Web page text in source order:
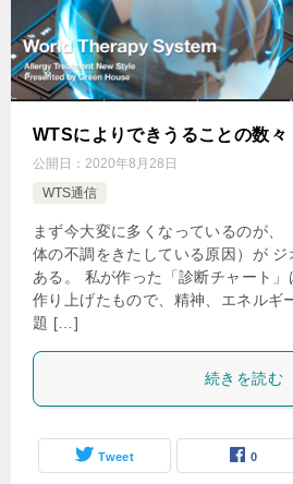
WTSによりできうることの数
公開日： 2020年8月28日
WTS通信
まず今大変に多くなっているのが、
体の不調をきたしている原因）が
ある。 私が作った「診断チャート
作り上げたもので、精神、エネルギ
題 […]
続きを読む
Tweet 0